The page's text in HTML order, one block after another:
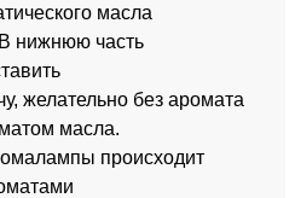
масла
нижнюю часть
желательно без аромата
масла.
происходит